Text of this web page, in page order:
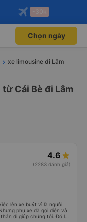
Mở app
qua
Mở app
-30k
Chọn ngày
xe limousine đi Lâm
Cái Bè đi Lâm
4.6
(2283 đánh giá)
lên xe buýt vì là người
phụ xe đã gọi điện và
đi giúp chúng tôi. Đó là